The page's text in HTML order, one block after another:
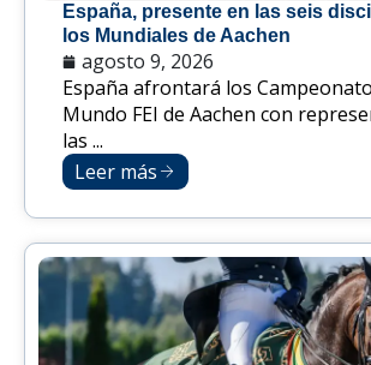
España, presente en las seis
los Mundiales de Aachen
agosto 9, 2026
España afrontará los
Mundo FEI de Aachen con
las ...
Leer más